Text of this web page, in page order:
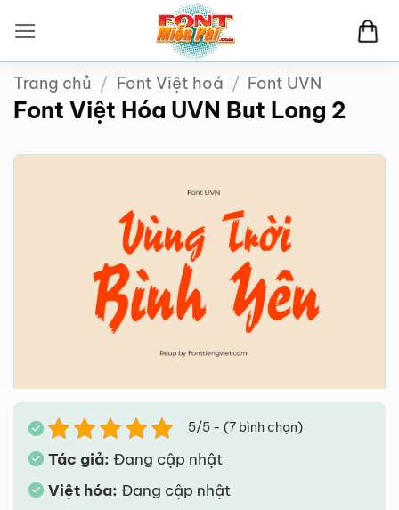
qua
nội
dung
Trang chủ / Font Việt hoá / Font UVN
Font Việt Hóa UVN But Long 2
5/5 - (7 bình chọn)
Tác giả: Đang cập nhật
Việt hóa: Đang cập nhật